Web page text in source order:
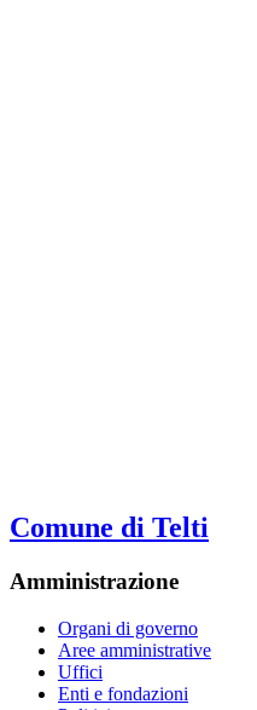
Comune di Telti
Amministrazione
Organi di governo
Aree amministrative
Uffici
Enti e fondazioni